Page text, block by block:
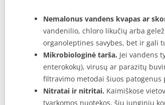
Nemalonus vandens kvapas ar
vandenilio, chloro likučių arba
organoleptines savybes, bet ir gali
Mikrobiologinė tarša. Jei vandens
enterokokų), virusų ar parazitų
filtravimo metodai šiuos patogenus
Nitratai ir nitritai. Kaimiškose
tvarkomos nuotekos, šių junginių